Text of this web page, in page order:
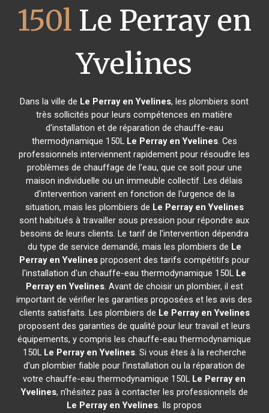
150l Le Perray en
Yvelines
Dans la ville de Le Perray en Yvelines, les plombiers sont
très sollicités pour leurs compétences en matière
d'installation et de réparation de chauffe-eau
thermodynamique 150L Le Perray en Yvelines. Ces
professionnels interviennent rapidement pour résoudre les
problèmes de chauffage de l'eau, que ce soit pour une
maison individuelle ou un immeuble collectif. Les délais
d'intervention varient en fonction de l'urgence de la
situation, mais les plombiers de Le Perray en Yvelines
sont habitués à travailler sous pression pour répondre aux
besoins de leurs clients. Le tarif de l'intervention dépendra
du type de service demandé, mais les plombiers de Le
Perray en Yvelinesproposent des tarifs compétitifs pour
l'installation d'un chauffe-eau thermodynamique 150L Le
Perray en Yvelines. Avant de choisir un plombier, il est
important de vérifier les garanties proposées et les avis des
clients satisfaits. Les plombiers de Le Perray en Yvelines
proposent des garanties de qualité pour leur travail et leurs
équipements, y compris les chauffe-eau thermodynamique
150L Le Perray en Yvelines. Si vous êtes à la recherche
d'un plombier fiable pour l'installation ou la réparation de
votre chauffe-eau thermodynamique 150L Le Perray en
Yvelines, n'hésitez pas à contacter les professionnels de
Le Perray en Yvelines. Ils propos